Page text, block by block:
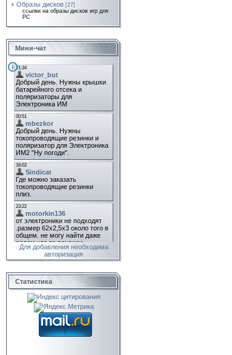
Образы дисков [27]
ссылки на образы дисков игр для
PC
Мини-чат
Для добавления необходима
авторизация
Статистика